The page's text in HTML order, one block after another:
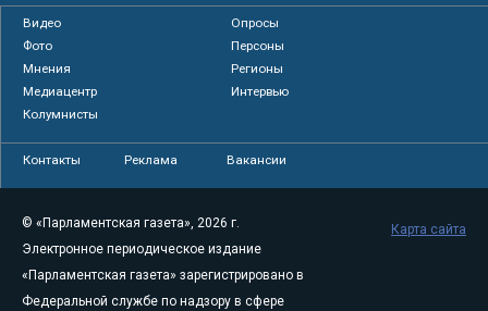
Видео
Опросы
Фото
Персоны
Мнения
Регионы
Медиацентр
Интервью
Колумнисты
Контакты Реклама Вакансии
© «Парламентская газета», 2026 г.
Электронное периодическое издание
«Парламентская газета» зарегистрировано в
Федеральной службе по надзору в сфере
Карта сайта